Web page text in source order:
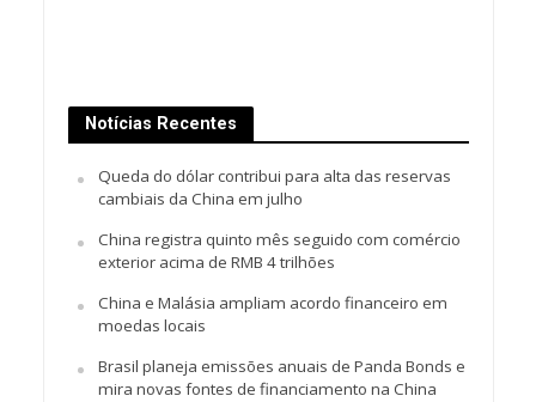
Notícias Recentes
Queda do dólar contribui para alta das reservas
cambiais da China em julho
China registra quinto mês seguido com comércio
exterior acima de RMB 4 trilhões
China e Malásia ampliam acordo financeiro em
moedas locais
Brasil planeja emissões anuais de Panda Bonds e
mira novas fontes de financiamento na China